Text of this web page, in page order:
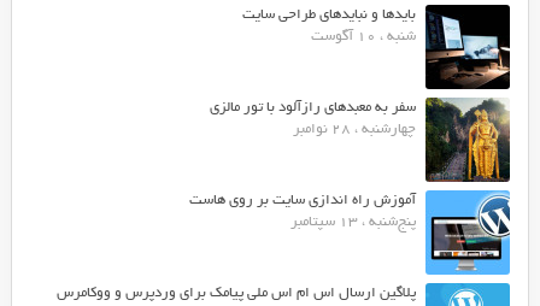
بایدها و نبایدهای طراحی سایت
شنبه ، 10 آگوست
سفر به معبدهای رازآلود با تور مالزی
چهارشنبه ، 28 نوامبر
آموزش راه اندازی سایت بر روی هاست
پنج‌شنبه ، 13 سپتامبر
پلاگین ارسال اس ام اس ملی پیامک برای وردپرس و ووکامرس